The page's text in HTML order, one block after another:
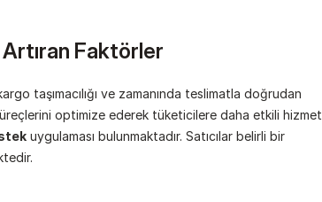
Faktörler
taşımacılığı ve zamanında teslimatla doğrudan
optimize ederek tüketicilere daha etkili hizmet
uygulaması bulunmaktadır. Satıcılar belirli bir